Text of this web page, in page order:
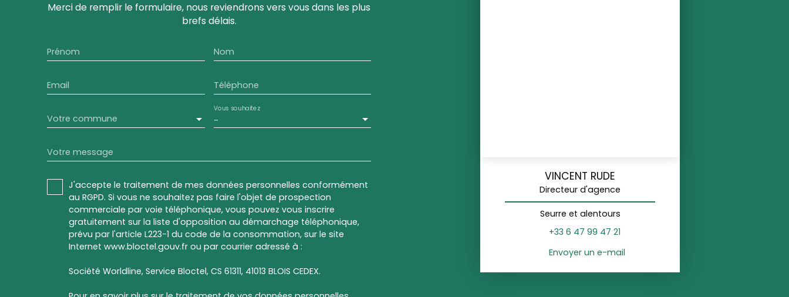
Merci de remplir le formulaire, nous reviendrons vers vous dans les plus
brefs délais.
Prénom Nom
Email Téléphone
Votre commune -
Vous souhaitez
Votre message
J'accepte le traitement de mes données personnelles conformément
au RGPD. Si vous ne souhaitez pas faire l'objet de prospection
commerciale par voie téléphonique, vous pouvez vous inscrire
gratuitement sur la liste d'opposition au démarchage téléphonique,
prévu par l'article L223-1 du code de la consommation, sur le site
Internet www.bloctel.gouv.fr ou par courrier adressé à :
Société Worldline, Service Bloctel, CS 61311, 41013 BLOIS CEDEX.
VINCENT RUDE
Directeur d'agence
Seurre et alentours
+33 6 47 99 47 21
Envoyer un e-mail